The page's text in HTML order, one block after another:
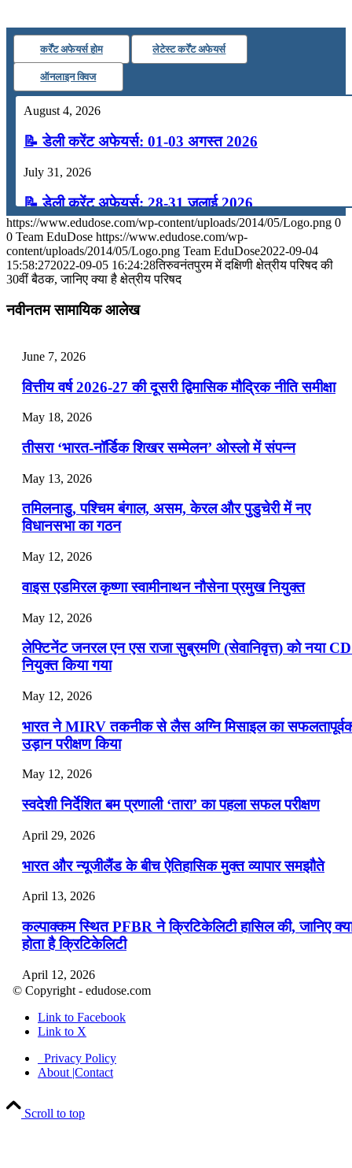
कर्रेंट अफेयर्स होम लेटेस्ट कर्रेंट अफेयर्स
ऑनलाइन क्विज
August 4, 2026
📝 डेली करेंट अफेयर्स: 01-03 अगस्त 2026
July 31, 2026
📝 डेली करेंट अफेयर्स: 28-31 जुलाई 2026
July 28, 2026
📝 डेली करेंट अफेयर्स: 25-27 जुलाई 2026
July 22, 2026
📝 डेली करेंट अफेयर्स: 19-21 जुलाई 2026
July 19, 2026
📝 डेली करेंट अफेयर्स: 16-18 जुलाई 2026
July 16, 2026
📝 डेली करेंट अफेयर्स: 13-15 जुलाई 2026
https://www.edudose.com/wp-content/uploads/2014/05/Logo.png 0
0 Team EduDose https://www.edudose.com/wp-
content/uploads/2014/05/Logo.png Team EduDose2022-09-04
15:58:272022-09-05 16:24:28तिरुवनंतपुरम में दक्षिणी क्षेत्रीय परिषद की
30वीं बैठक, जानिए क्या है क्षेत्रीय परिषद
नवीनतम सामायिक आलेख
June 7, 2026
वित्तीय वर्ष 2026-27 की दूसरी द्विमासिक मौद्रिक नीति समीक्षा
May 18, 2026
तीसरा ‘भारत-नॉर्डिक शिखर सम्मेलन’ ओस्लो में संपन्न
May 13, 2026
तमिलनाडु, पश्चिम बंगाल, असम, केरल और पुडुचेरी में नए
विधानसभा का गठन
May 12, 2026
वाइस एडमिरल कृष्णा स्वामीनाथन नौसेना प्रमुख नियुक्त
May 12, 2026
लेफ्टिनेंट जनरल एन एस राजा सुब्रमणि (सेवानिवृत्त) को नया
नियुक्त किया गया
May 12, 2026
भारत ने MIRV तकनीक से लैस अग्नि मिसाइल का
उड़ान परीक्षण किया
May 12, 2026
स्वदेशी निर्देशित बम प्रणाली ‘तारा’ का पहला सफल परीक्षण
April 29, 2026
भारत और न्यूजीलैंड के बीच ऐतिहासिक मुक्त व्यापार समझौते
April 13, 2026
कल्पाक्कम स्थित PFBR ने क्रिटिकेलिटी हासिल की, जानिए
होता है क्रिटिकेलिटी
April 12, 2026
April 9, 2026
नासा का आर्टेमिस-2 मिशन: मनुष्य एक बार फिर से चंद्रमा के
पहुंचा
April 7, 2026
© Copyright - edudose.com
Link to Facebook
Link to X
Privacy Policy
About |Contact
Scroll to top